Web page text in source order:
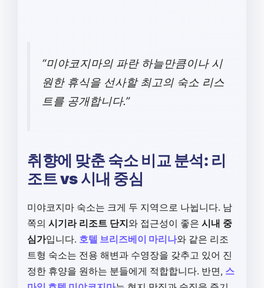
“미야코지마의 파란 하늘만큼이나 시
원한 휴식을 선사할 최고의 숙소 리스
트를 공개합니다.”
취향에 맞춘 숙소 비교 분석: 리
조트 vs 시내 중심
미야코지마 숙소는 크게 두 지역으로 나뉩니다. 남
쪽의 시기라 리조트 단지와 접근성이 좋은 시내 중
심가입니다. 호텔 브리즈베이 마리나와 같은 리조
트형 숙소는 전용 해변과 수영장을 갖추고 있어 진
정한 휴양을 원하는 분들에게 적합합니다. 반면, 스